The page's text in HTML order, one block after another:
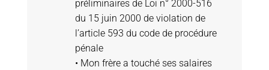
préliminaires de Loi n° 2000-516
du 15 juin 2000 de violation de
l’article 593 du code de procédure
pénale
• Mon frère a touché ses salaires